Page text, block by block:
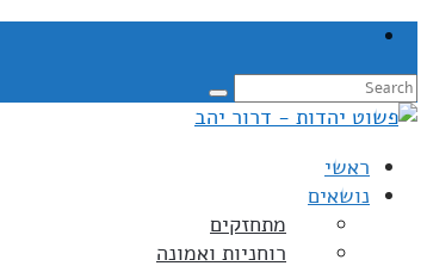
ראשי
נושאים
מתחזקים
רוחניות ואמונה